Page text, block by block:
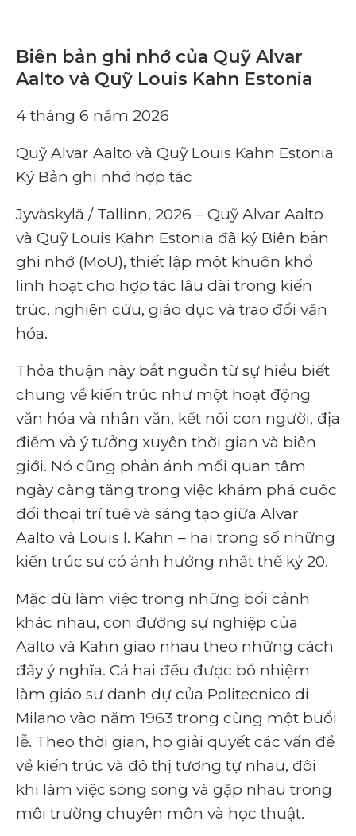
Biên bản ghi nhớ của Quỹ Alvar
Aalto và Quỹ Louis Kahn Estonia
4 tháng 6 năm 2026
Quỹ Alvar Aalto và Quỹ Louis Kahn Estonia
Ký Bản ghi nhớ hợp tác
Jyväskylä / Tallinn, 2026 – Quỹ Alvar Aalto
và Quỹ Louis Kahn Estonia đã ký Biên bản
ghi nhớ (MoU), thiết lập một khuôn khổ
linh hoạt cho hợp tác lâu dài trong kiến ​​
trúc, nghiên cứu, giáo dục và trao đổi văn
hóa.
Thỏa thuận này bắt nguồn từ sự hiểu biết
chung về kiến ​​trúc như một hoạt động
văn hóa và nhân văn, kết nối con người, địa
điểm và ý tưởng xuyên thời gian và biên
giới. Nó cũng phản ánh mối quan tâm
ngày càng tăng trong việc khám phá cuộc
đối thoại trí tuệ và sáng tạo giữa Alvar
Aalto và Louis I. Kahn – hai trong số những
kiến ​​trúc sư có ảnh hưởng nhất thế kỷ 20.
Mặc dù làm việc trong những bối cảnh
khác nhau, con đường sự nghiệp của
Aalto và Kahn giao nhau theo những cách
đầy ý nghĩa. Cả hai đều được bổ nhiệm
làm giáo sư danh dự của Politecnico di
Milano vào năm 1963 trong cùng một buổi
lễ. Theo thời gian, họ giải quyết các vấn đề
về kiến ​​trúc và đô thị tương tự nhau, đôi
khi làm việc song song và gặp nhau trong
môi trường chuyên môn và học thuật.